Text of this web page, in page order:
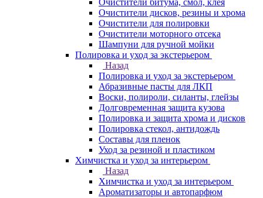
Очистители битума, смол, клея
Очистители дисков, резины и хрома
Очистители для полировки
Очистители моторного отсека
Шампуни для ручной мойки
Полировка и уход за экстерьером
Назад
Полировка и уход за экстерьером
Абразивные пасты для ЛКП
Воски, полироли, силанты, глейзы
Долговременная защита кузова
Полировка и защита хрома и дисков
Полировка стекол, антидождь
Составы для пленок
Уход за резиной и пластиком
Химчистка и уход за интерьером
Назад
Химчистка и уход за интерьером
Ароматизаторы и автопарфюм